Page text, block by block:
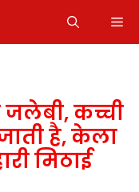
कच्ची
है, केला
मिठाई